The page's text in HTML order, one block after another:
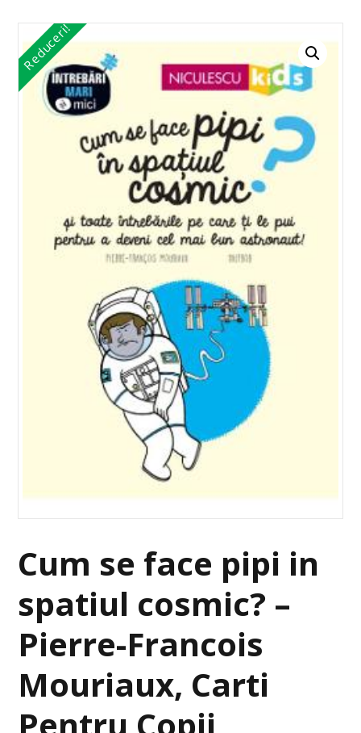
Reduceri!
Cum se face pipi in
spatiul cosmic? –
Pierre-Francois
Mouriaux, Carti